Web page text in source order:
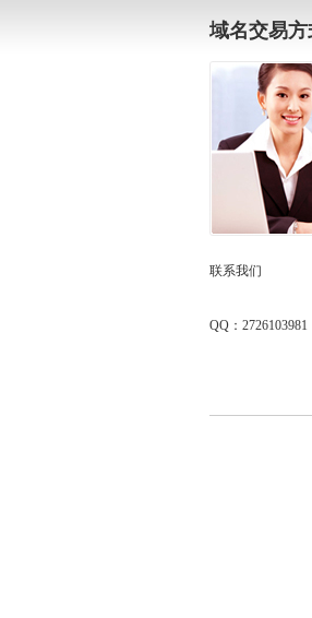
域名交易方
联系我们
QQ：2726103981